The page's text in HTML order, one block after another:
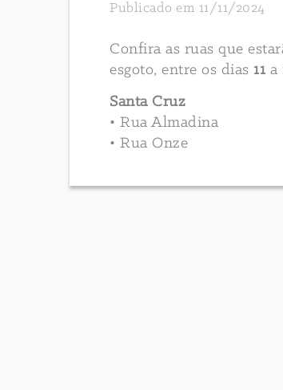
Publicado em 11/11/2024
Confira as ruas que
esgoto, entre os dias 11 a
Santa Cruz
• Rua Almadina
• Rua Onze